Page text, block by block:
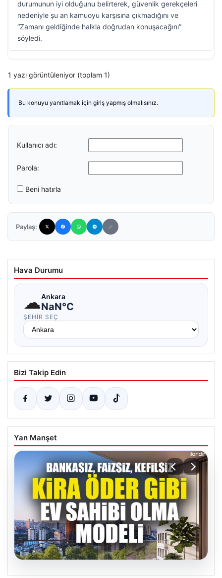
durumunun iyi olduğunu belirterek, güvenlik gerekçeleri
nedeniyle şu an kamuoyu karşısına çıkmadığını ve
“Zamanı geldiğinde halkla doğrudan konuşacağını”
söyledi.
1 yazı görüntüleniyor (toplam 1)
Bu konuyu yanıtlamak için giriş yapmış olmalısınız.
Kullanıcı adı:
Parola:
Beni hatırla
Paylaş:
Hava Durumu
☁Ankara
NaN°C
ŞEHIR SEÇ
Bizi Takip Edin
Yan Manşet
04.08.2026